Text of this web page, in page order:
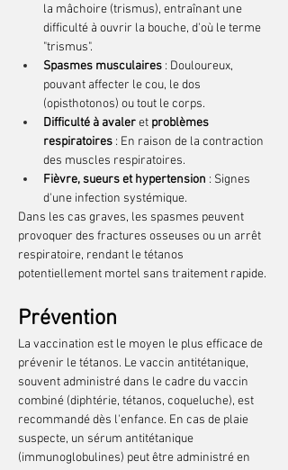
la mâchoire (trismus), entraînant une
difficulté à ouvrir la bouche, d'où le terme
"trismus".
Spasmes musculaires : Douloureux,
pouvant affecter le cou, le dos
(opisthotonos) ou tout le corps.
Difficulté à avaler et problèmes
respiratoires : En raison de la contraction
des muscles respiratoires.
Fièvre, sueurs et hypertension : Signes
d'une infection systémique.
Dans les cas graves, les spasmes peuvent
provoquer des fractures osseuses ou un arrêt
respiratoire, rendant le tétanos
potentiellement mortel sans traitement rapide.
Prévention
La vaccination est le moyen le plus efficace de
prévenir le tétanos. Le vaccin antitétanique,
souvent administré dans le cadre du vaccin
combiné (diphtérie, tétanos, coqueluche), est
recommandé dès l'enfance. En cas de plaie
suspecte, un sérum antitétanique
(immunoglobulines) peut être administré en